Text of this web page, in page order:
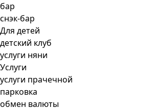
бар
снэк-бар
Для детей
детский клуб
услуги няни
Услуги
услуги прачечной
парковка
обмен валюты